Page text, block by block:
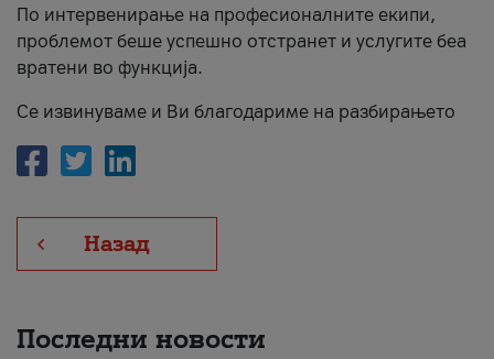
По интервенирање на професионалните екипи,
проблемот беше успешно отстранет и услугите беа
вратени во функција.
Се извинуваме и Ви благодариме на разбирањето
Назад
Последни новости